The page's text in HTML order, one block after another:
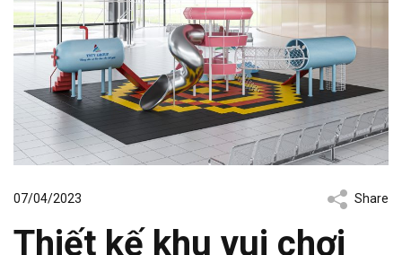
07/04/2023 Share
Thiết kế khu vui chơi